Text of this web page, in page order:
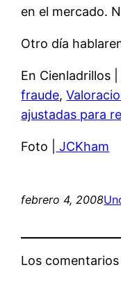
en el mercado.
Otro día
En Cienladrillos
fraude,
ajustadas para
Foto | JCKham
febrero 4, 2008
Los